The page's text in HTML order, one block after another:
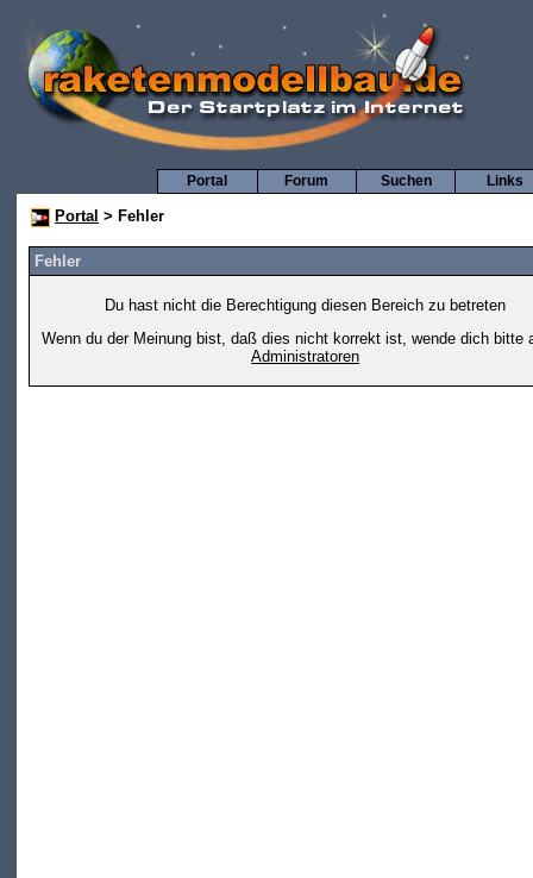
Links
Suchen
Forum
Portal
Portal > Fehler
Fehler
Du hast nicht die Berechtigung diesen Bereich zu betreten
Wenn du der Meinung bist, daß dies nicht korrekt ist, wende dich bitte
Administratoren